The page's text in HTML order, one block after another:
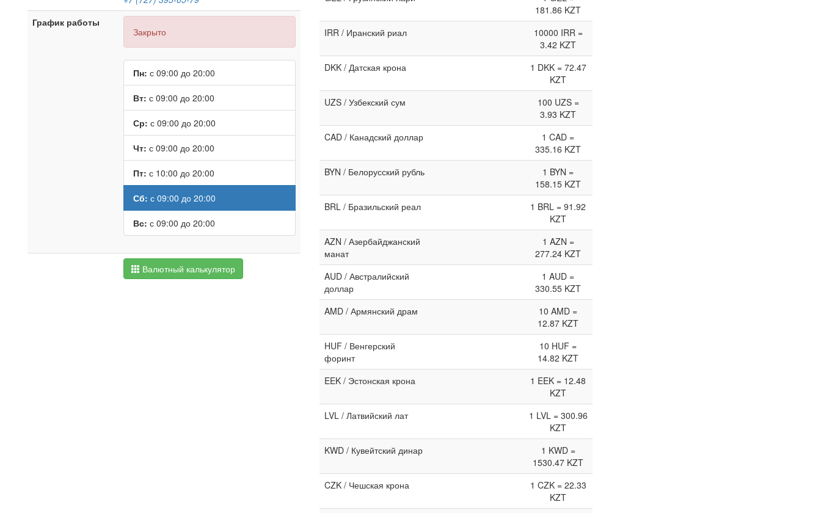
График работы
Закрыто
Пн: с 09:00 до 20:00
Вт: с 09:00 до 20:00
Ср: с 09:00 до 20:00
Чт: с 09:00 до 20:00
Пт: с 10:00 до 20:00
Сб: с 09:00 до 20:00
Вс: с 09:00 до 20:00
Валютный калькулятор
181.86 KZT
IRR / Иранский риал
10000 IRR =
3.42 KZT
DKK / Датская крона
1 DKK = 72.47
KZT
UZS / Узбекский сум
100 UZS =
3.93 KZT
CAD / Канадский доллар
1 CAD =
335.16 KZT
BYN / Белорусский рубль
1 BYN =
158.15 KZT
BRL / Бразильский реал
1 BRL = 91.92
KZT
AZN / Азербайджанский
манат
1 AZN =
277.24 KZT
AUD / Австралийский
доллар
1 AUD =
330.55 KZT
AMD / Армянский драм
10 AMD =
12.87 KZT
HUF / Венгерский
форинт
10 HUF =
14.82 KZT
EEK / Эстонская крона
1 EEK = 12.48
KZT
LVL / Латвийский лат
1 LVL = 300.96
KZT
KWD / Кувейтский динар
1 KWD =
1530.47 KZT
CZK / Чешская крона
1 CZK = 22.33
KZT